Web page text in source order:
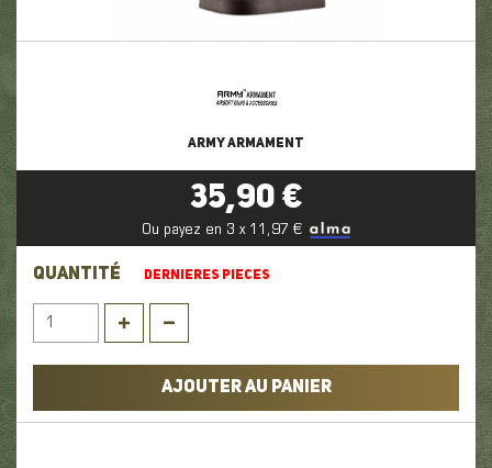
ARMY ARMAMENT
35,90 €
Ou payez en 3 x 11,97 €
QUANTITÉ DERNIERES PIECES
AJOUTER AU PANIER